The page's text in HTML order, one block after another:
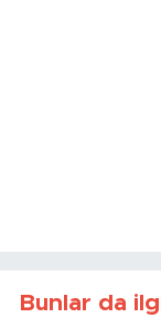
Bunlar da